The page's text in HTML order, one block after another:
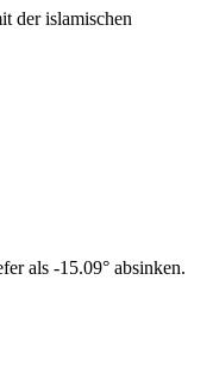
der islamischen
als -15.09° absinken.